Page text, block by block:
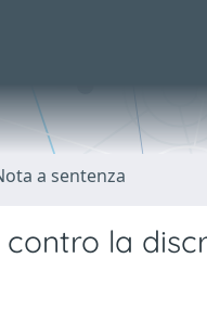
a sentenza
contro la